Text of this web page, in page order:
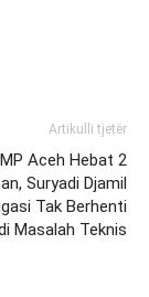
Artikulli tjetër
Aceh Hebat 2
Suryadi Djamil
Tak Berhenti
Masalah Teknis